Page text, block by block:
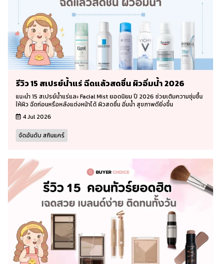
รีวิว 15 สเปรย์น้ำแร่ ฉีดแล้วสดชื่น ผิวอิ่มน้ำ 2026
แนะนำ 15 สเปรย์น้ำแร่และ Facial Mist ยอดนิยม ปี 2026 ช่วยเติมความชุ่มชื้น
ให้ผิว ฉีดก่อนหรือหลังแต่งหน้าได้ ผิวสดชื่น อิ่มน้ำ สุขภาพดียิ่งขึ้น
4 Jul 2026
จัดอันดับ สกินแคร์